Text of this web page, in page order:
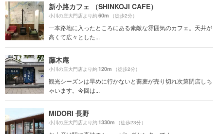
新小路カフェ （SHINKOJI CAFE）
小川の庄大門店より約60m （徒歩2分）
一本路地に入ったところにある素敵な雰囲気のカフェ。天井が
高くて広々とした...
藤木庵
小川の庄大門店より約120m （徒歩2分）
観光シーズンは早めに行かないと蕎麦が売り切れ次第閉店しち
ゃいます。今回は...
MIDORI 長野
小川の庄大門店より約1330m （徒歩23分）